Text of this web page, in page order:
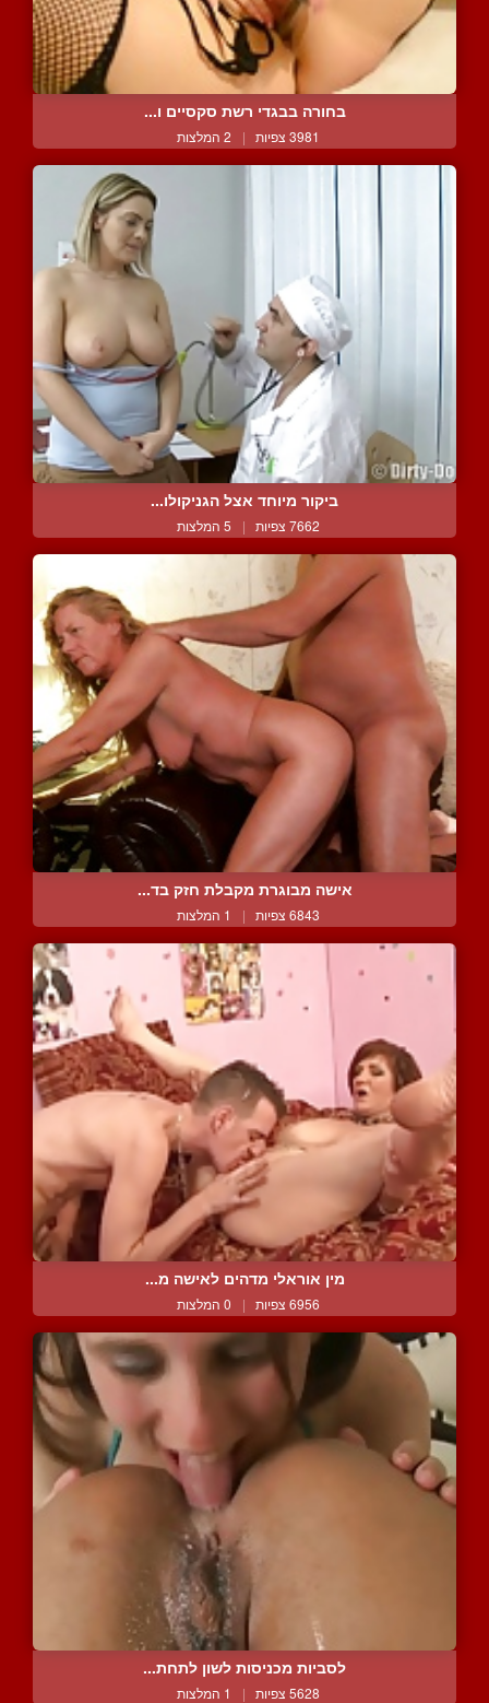
בחורה בבגדי רשת סקסיים ו...
3981 צפיות | 2 המלצות
ביקור מיוחד אצל הגניקולו...
7662 צפיות | 5 המלצות
אישה מבוגרת מקבלת חזק בד...
6843 צפיות | 1 המלצות
מין אוראלי מדהים לאישה מ...
6956 צפיות | 0 המלצות
לסביות מכניסות לשון לתחת...
5628 צפיות | 1 המלצות